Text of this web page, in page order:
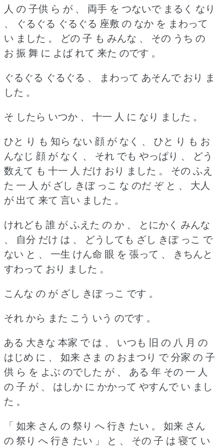
人 の 子供 ら が 、 両手 を つないで まるく なり
、 ぐるぐる ぐるぐる 座敷 の なか を まわって
い ました 。
どの 子 も みんな 、 その うち の
お 振 舞 に よば れて 来た のです 。
ぐるぐる ぐるぐる 、 まわって あそんで おり ま
した 。
そ したら いつか 、 十一 人 に なり ました 。
ひと り も 知ら ない 顔 が なく 、 ひと り も お
んなじ 顔 が なく 、 それ でも やっぱり 、 どう
数えて も 十一 人 だけ おり ました 。
その ふえ
た 一 人 が ざし きぼ っこ な のだ ぞ と 、 大人
が 出て 来て 言い ました 。
けれども 誰 が ふえた の か 、 とにかく みんな
、 自分 だけ は 、 どうしても ざし きぼ っこ で
ない と 、 一生 けん命 眼 を 張って 、 きちんと
すわって おり ました 。
こんな の が ざし きぼ っこ です 。
それ から また こう いう のです 。
ある 大きな 本家 で は 、 いつも 旧 の 八 月 の
はじめ に 、 如来 さま の おまつり で 分家 の 子
供 ら を よぶ のでした が 、 ある 年 その 一 人
の 子 が 、 はしか に かかって やすんで い まし
た 。
「 如来 さん の 祭り へ 行き たい 。
如来 さん
の 祭り へ 行き たい 」 と 、 その 子 は 寝て い